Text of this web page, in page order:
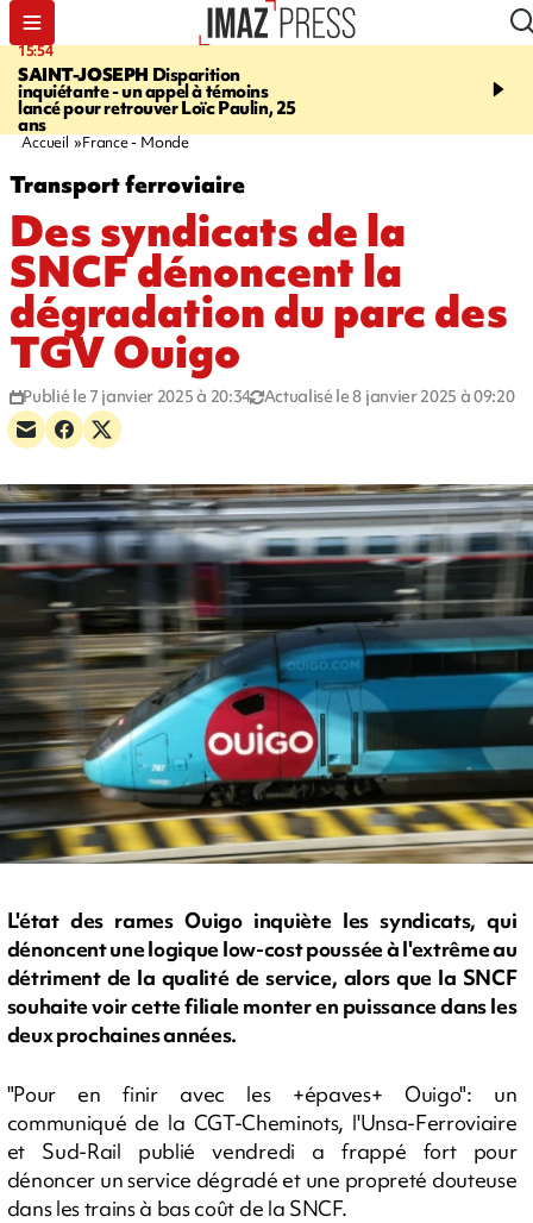
15:54
SAINT-JOSEPH Disparition
inquiétante - un appel à témoins
lancé pour retrouver Loïc Paulin, 25
ans
17:52
dimanche pour
Accueil France - Monde
Transport ferroviaire
Des syndicats de la
SNCF dénoncent la
dégradation du parc des
TGV Ouigo
Publié le 7 janvier 2025 à 20:34 Actualisé le 8 janvier 2025 à 09:20
L'état des rames Ouigo inquiète les syndicats, qui
dénoncent une logique low-cost poussée à l'extrême au
détriment de la qualité de service, alors que la SNCF
souhaite voir cette filiale monter en puissance dans les
deux prochaines années.
"Pour en finir avec les +épaves+ Ouigo": un
communiqué de la CGT-Cheminots, l'Unsa-Ferroviaire
et Sud-Rail publié vendredi a frappé fort pour
dénoncer un service dégradé et une propreté douteuse
dans les trains à bas coût de la SNCF.